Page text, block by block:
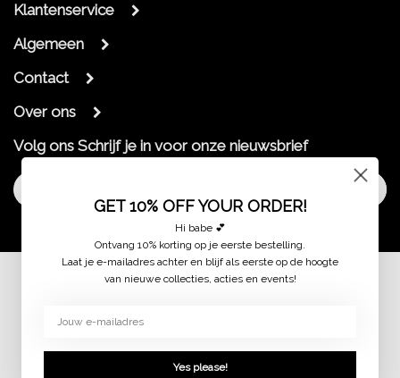
Klantenservice
Algemeen
Contact
Over ons
Volg ons Schrijf je in voor onze nieuwsbrief
GET 10% OFF YOUR ORDER!
Hi babe 💕
Ontvang 10% korting op je eerste bestelling.
Laat je e-mailadres achter en blijf als eerste op de hoogte
van nieuwe collecties, acties en events!
Yes please!